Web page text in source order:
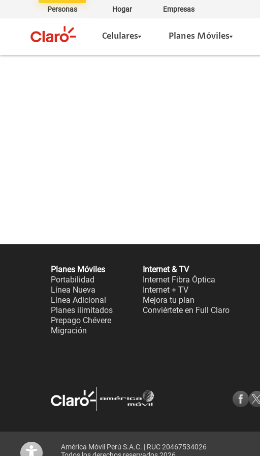
Personas Hogar Empresas
Celulares Planes Móviles
Planes Móviles
Portabilidad
Línea Nueva
Línea Adicional
Planes ilimitados
Prepago Chévere
Migración
Internet & TV
Internet Fibra Óptica
Internet + TV
Mejora tu plan
Conviértete en Full Claro
América Móvil Perú S.A.C. | RUC 20467534026